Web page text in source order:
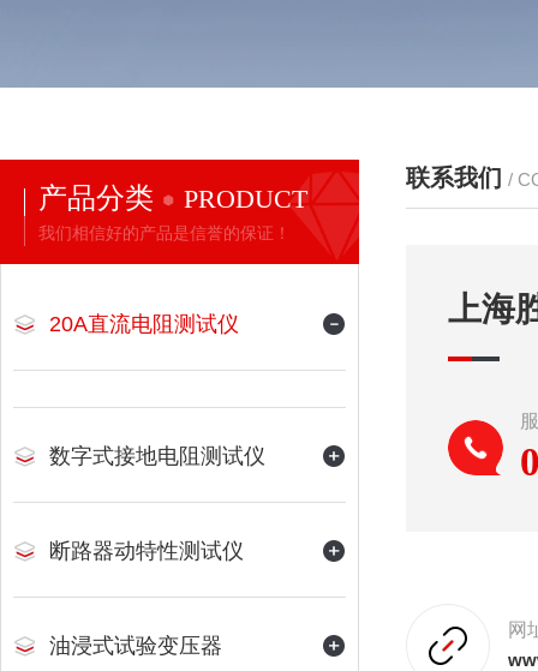
产品分类 PRODUCT
我们相信好的产品是信誉的保证！
20A直流电阻测试仪
数字式接地电阻测试仪
断路器动特性测试仪
油浸式试验变压器
联系我们 /
上海
网